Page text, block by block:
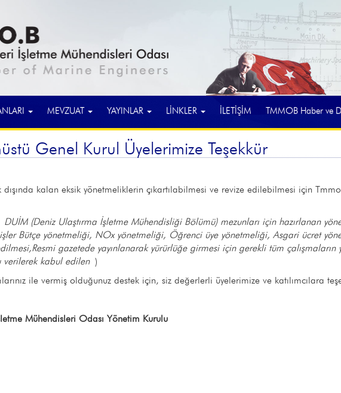
MEVZUAT YAYINLAR LİNKLER İLETİŞİM TMMOB Haber ve
Genel Kurul Üyelerimize Teşekkür
kalan eksik yönetmeliklerin çıkartılabilmesi ve revize edilebilmesi için
(Deniz Ulaştırma İşletme Mühendisliği Bölümü) mezunları için hazırlanan
Bütçe yönetmeliği, NOx yönetmeliği, Öğrenci üye yönetmeliği, Asgari ücret
gazetede yayınlanarak yürürlüğe girmesi için gerekli tüm
verilerek kabul edilen)
ile vermiş olduğunuz destek için, siz değerlerli üyelerimize ve katılımcılara
Mühendisleri Odası Yönetim Kurulu